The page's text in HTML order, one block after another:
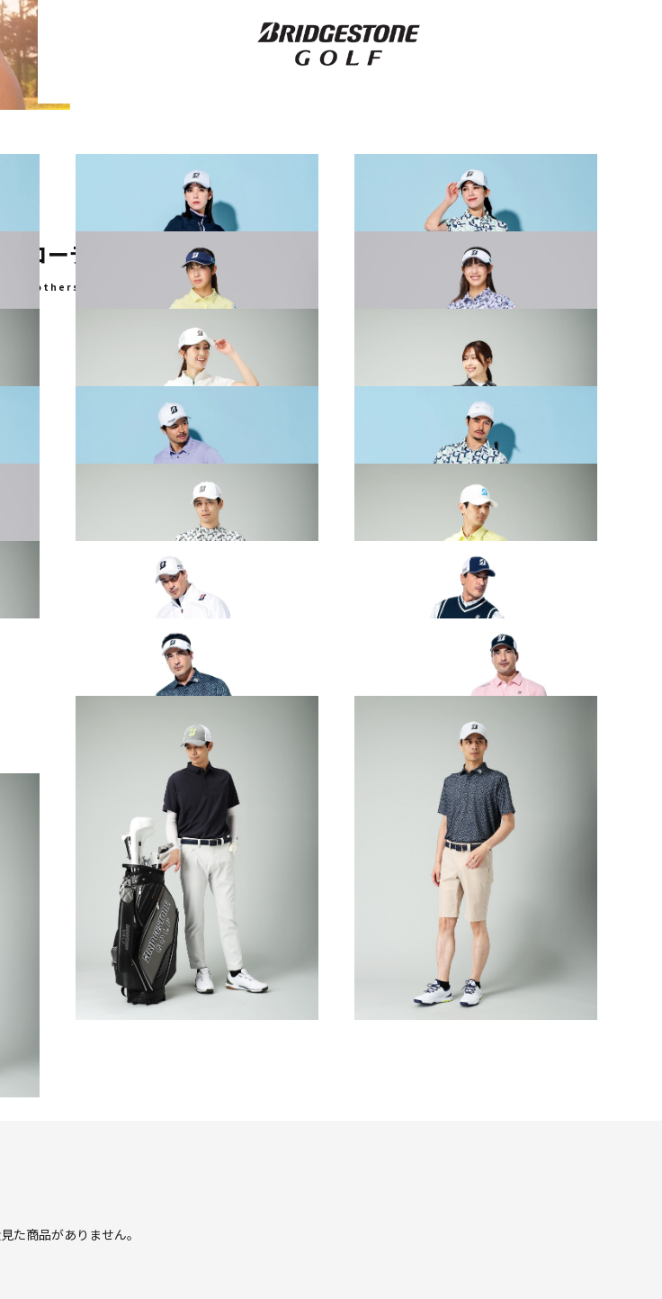
のコーディネート
- others -
2026 SPRING & SUMMER WEAR
2026 SPRING & SUMMER WEAR
2026 SPRING & SUMMER WEAR
COLLECTION
2026 SPRING & SUMMER WEAR
COLLECTION
2026 SPRING & SUMMER WEAR
2026 SPRING & SUMMER WEAR
2026 SPRING & SUMMER WEAR
COLLECTION
2026 SPRING & SUMMER WEAR
COLLECTION
2026 SPRING & SUMMER WEAR
2026 SPRING & SUMMER WEAR
2026 SPRING & SUMMER WEAR
2026 SPRING & SUMMER WEAR
2026 SPRING & SUMMER WEAR
COLLECTION
2026 SPRING & SUMMER WEAR
COLLECTION
2026 SPRING & SUMMER WEAR
COLLECTION
2026 SPRING & SUMMER WEAR
た商品がありません。